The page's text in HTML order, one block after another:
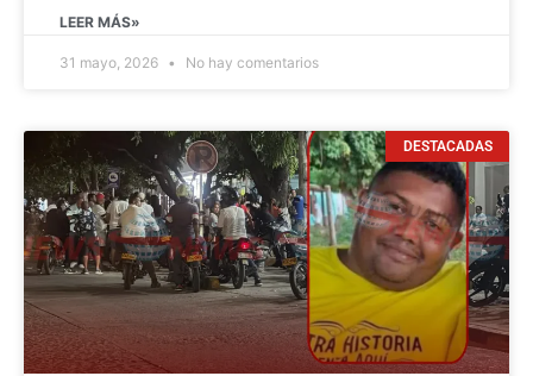
LEER MÁS»
31 mayo, 2026 No hay comentarios
DESTACADAS